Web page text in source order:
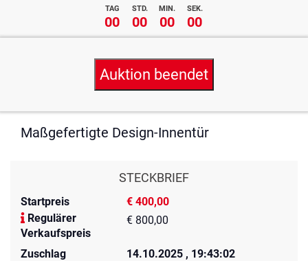
TAG STD. MIN. SEK.
00 00 00 00
Auktion beendet
Maßgefertigte Design-Innentür
STECKBRIEF
Startpreis
€ 400,00
Regulärer
Verkaufspreis
€ 800,00
Zuschlag
14.10.2025 , 19:43:02